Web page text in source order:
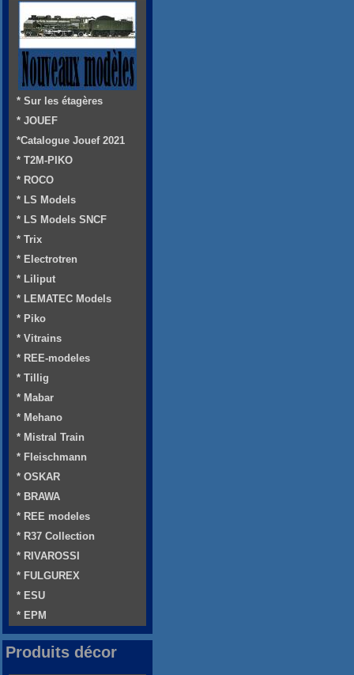
* Sur les étagères
* JOUEF
*Catalogue Jouef 2021
* T2M-PIKO
* ROCO
* LS Models
* LS Models SNCF
* Trix
* Electrotren
* Liliput
* LEMATEC Models
* Piko
* Vitrains
* REE-modeles
* Tillig
* Mabar
* Mehano
* Mistral Train
* Fleischmann
* OSKAR
* BRAWA
* REE modeles
* R37 Collection
* RIVAROSSI
* FULGUREX
* ESU
* EPM
Produits décor